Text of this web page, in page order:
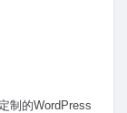
制的WordPress